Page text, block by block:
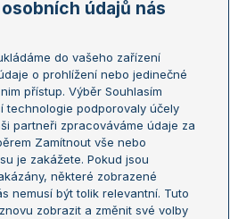
Australian Open
French Open
Wimbledon
US Open
Turnaj mistrů
Turnaj mistryň
údajů nás
do vašeho zařízení
o prohlížení nebo jedinečné
přístup. Výběr Souhlasím
technologie podporovaly účely
partneři zpracováváme údaje za
Zamítnout vše nebo
je zakážete. Pokud jsou
některé zobrazené
nemusí být tolik relevantní. Tuto
zobrazit a změnit své volby